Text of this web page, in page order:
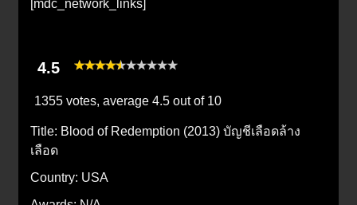
[mdc_network_links]
4.5
1355 votes, average 4.5 out of 10
Title: Blood of Redemption (2013) บัญชีเลือดล้าง
เลือด
Country: USA